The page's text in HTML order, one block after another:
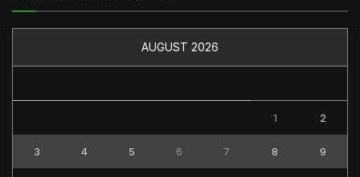
AUGUST 2026
1 2
3 4 5 6 7 8 9